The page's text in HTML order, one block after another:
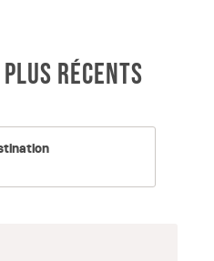
RÉCENTS